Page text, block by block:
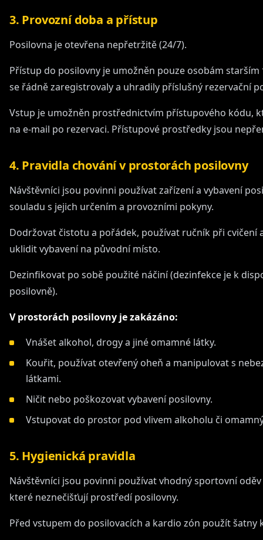
3. Provozní doba a přístup
Posilovna je otevřena nepřetržitě (24/7).
Přístup do posilovny je umožněn pouze osobám starším
se řádně zaregistrovaly a uhradily příslušný rezervační
Vstup je umožněn prostřednictvím přístupového kódu,
na e-mail po rezervaci. Přístupové prostředky jsou
4. Pravidla chování v prostorách posilovny
Návštěvníci jsou povinni používat zařízení a vybavení
souladu s jejich určením a provozními pokyny.
Dodržovat čistotu a pořádek, používat ručník při cvičení
uklidit vybavení na původní místo.
Dezinfikovat po sobě použité náčiní (dezinfekce je k
posilovně).
V prostorách posilovny je zakázáno:
Vnášet alkohol, drogy a jiné omamné látky.
Kouřit, používat otevřený oheň a manipulovat s
látkami.
Ničit nebo poškozovat vybavení posilovny.
Vstupovat do prostor pod vlivem alkoholu či
5. Hygienická pravidla
Návštěvníci jsou povinni používat vhodný sportovní oděv
které neznečišťují prostředí posilovny.
Před vstupem do posilovacích a kardio zón použít šatny